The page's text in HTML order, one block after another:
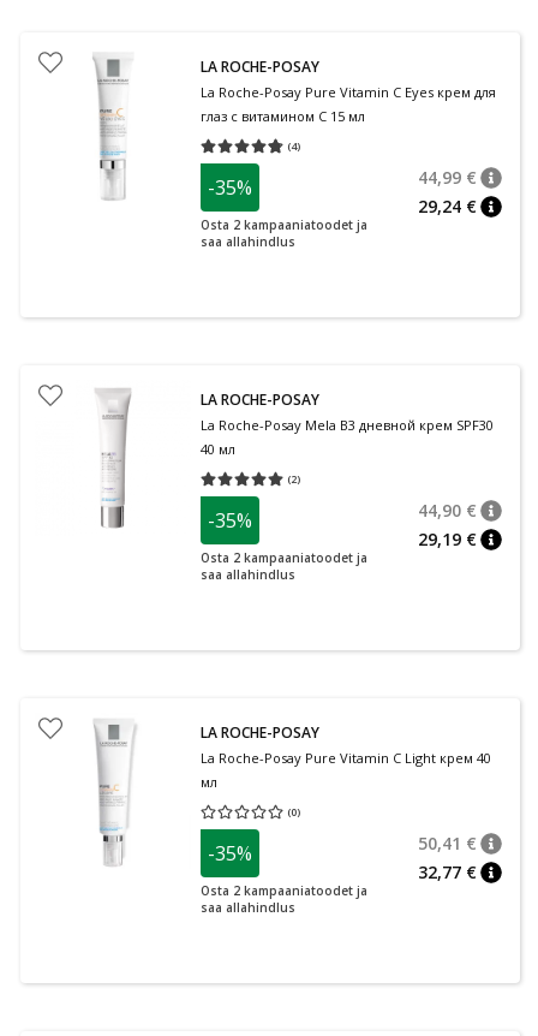
LA ROCHE-POSAY
La Roche-Posay Pure Vitamin C Eyes крем для
глаз с витамином С 15 мл
(4)
Средняя оценка 4.75
-35%
Osta 2 kampaaniatoodet ja
saa allahindlus
44,99 €
29,24 €
LA ROCHE-POSAY
La Roche-Posay Mela B3 дневной крем SPF30
40 мл
(2)
Средняя оценка 5.00
-35%
Osta 2 kampaaniatoodet ja
saa allahindlus
44,90 €
29,19 €
LA ROCHE-POSAY
La Roche-Posay Pure Vitamin C Light крем 40
мл
(0)
Средняя оценка 0.00
-35%
Osta 2 kampaaniatoodet ja
saa allahindlus
50,41 €
32,77 €